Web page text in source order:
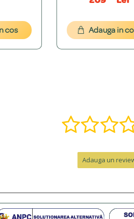
font dorești. Îți vom oferi o simulare grafică
la care se adaugă timpul de livrare.
Pentru un cadou memorabil, poți
cos Adauga in
Adauga un